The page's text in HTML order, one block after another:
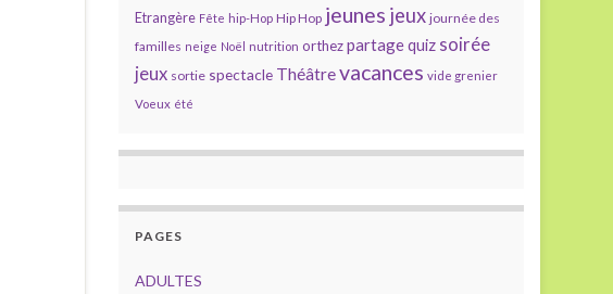
Etrangère Fête hip-Hop Hip Hop jeunes jeux journée des
familles neige Noël nutrition orthez partagequiz soirée
jeux sortie spectacle Théâtrevacances vide grenier
Voeux été
PAGES
ADULTES